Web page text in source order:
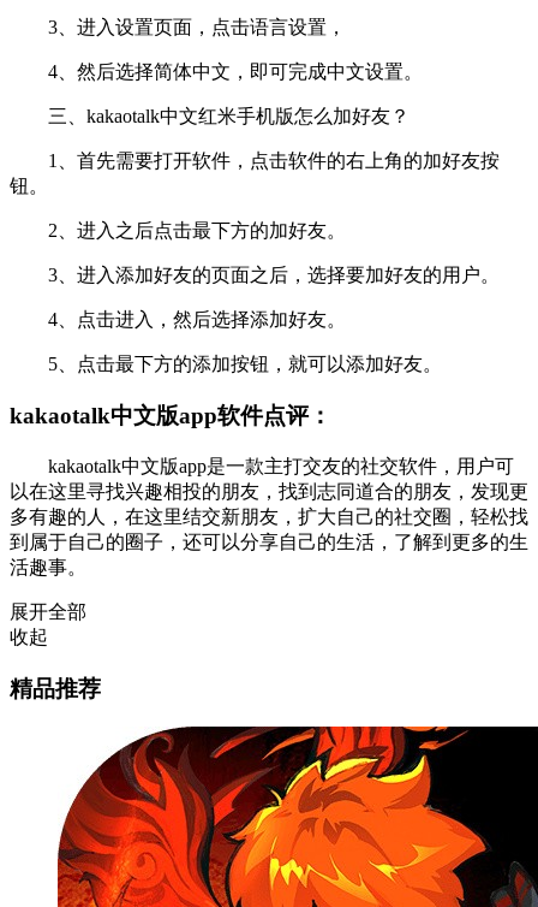
3、进入设置页面，点击语言设置，
4、然后选择简体中文，即可完成中文设置。
三、kakaotalk中文红米手机版怎么加好友？
1、首先需要打开软件，点击软件的右上角的加好友按
钮。
2、进入之后点击最下方的加好友。
3、进入添加好友的页面之后，选择要加好友的用户。
4、点击进入，然后选择添加好友。
5、点击最下方的添加按钮，就可以添加好友。
kakaotalk中文版app软件点评：
kakaotalk中文版app是一款主打交友的社交软件，用户可
以在这里寻找兴趣相投的朋友，找到志同道合的朋友，发现更
多有趣的人，在这里结交新朋友，扩大自己的社交圈，轻松找
到属于自己的圈子，还可以分享自己的生活，了解到更多的生
活趣事。
展开全部
收起
精品推荐